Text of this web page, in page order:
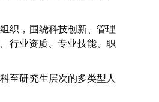
织，围绕科技创新、管理
行业资质、专业技能、职
至研究生层次的多类型人